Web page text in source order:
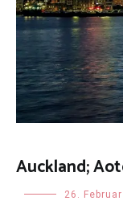
Auckland;
Uncategorized
26.